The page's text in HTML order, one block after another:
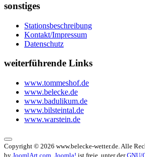
sonstiges
Stationsbeschreibung
Kontakt/Impressum
Datenschutz
weiterführende Links
www.tommeshof.de
www.belecke.de
www.badulikum.de
www.bilsteintal.de
www.warstein.de
Copyright © 2026 www.belecke-wetter.de. Alle
by JoomlArt.com Joomla! ist freie, unter derGNU/